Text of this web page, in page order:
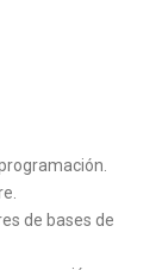
de bases de